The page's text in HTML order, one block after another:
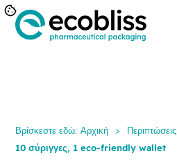
Βρίσκεστε εδώ: Αρχική > Περιπτώσεις
10 σύριγγες, 1 eco-friendly wallet